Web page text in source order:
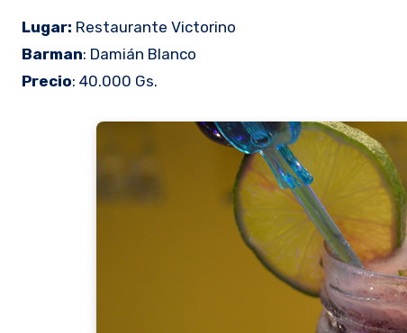
Lugar: Restaurante Victorino
Barman: Damián Blanco
Precio: 40.000 Gs.